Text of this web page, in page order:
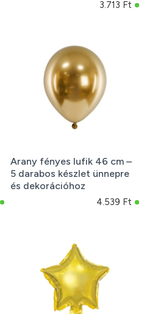
3.713 Ft
Arany fényes lufik 46 cm –
5 darabos készlet ünnepre
és dekorációhoz
4.539 Ft